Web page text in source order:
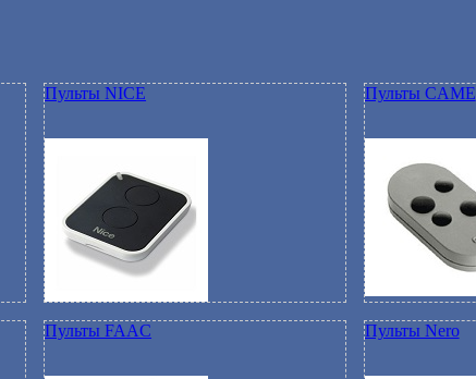
Пульты NICE Пульты CAME
Пульты FAAC Пульты Nero